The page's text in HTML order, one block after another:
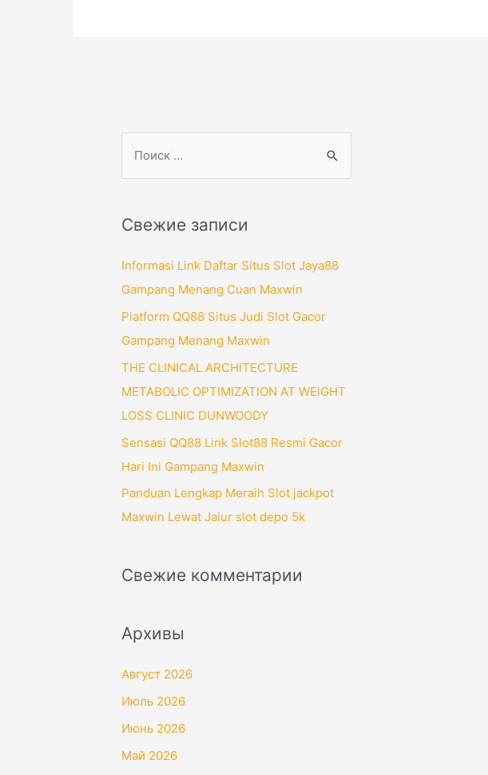
с
:
Свежие записи
Informasi Link Daftar Situs Slot Jaya88
Gampang Menang Cuan Maxwin
Platform QQ88 Situs Judi Slot Gacor
Gampang Menang Maxwin
THE CLINICAL ARCHITECTURE
METABOLIC OPTIMIZATION AT WEIGHT
LOSS CLINIC DUNWOODY
Sensasi QQ88 Link Slot88 Resmi Gacor
Hari Ini Gampang Maxwin
Panduan Lengkap Meraih Slot jackpot
Maxwin Lewat Jalur slot depo 5k
Свежие комментарии
Архивы
Август 2026
Июль 2026
Июнь 2026
Май 2026